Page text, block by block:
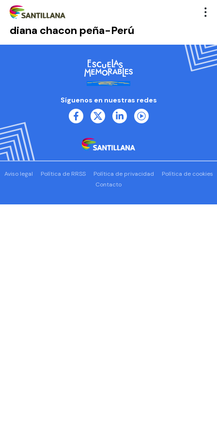
diana chacon peña-Perú
Síguenos en nuestras redes
Aviso legal Política de RRSS Política de privacidad
Política de cookies
Contacto